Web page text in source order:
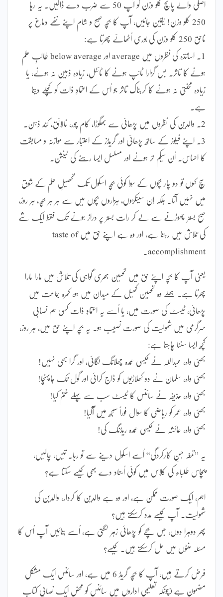
اصلی والے پانچ کلو وزن کو آپ 50 سے ضرب دے ڈالیں۔ یہ رہا
250 کلو وزن! یقین جانیں، آپ کا بچہ صبح و شام اپنے ننّھے دماغ پر
ناحق 250 کلو وزن کی بوری اُٹھائے پھرتا ہے:
1۔ اساتذہ کی نظروں میں average اور below average طالبِ علم
ہونے کا تاثر۔ بس گزارا ٹائپ ہونے کا ٹائٹل، زیادہ ذہین نہ ہونے، یا
زیادہ محنتی نہ ہونے کا کربناک تاثر جو اُس کے اعتمادِ ذات کو کچلے دیتا
ہے۔
2۔ والدین کی نظروں میں پڑھائی سے بھگوڑا، کام چور، نالائق، کُند ذہن۔
3۔ اپنے فیلوز کے ساتھ پڑھائی اور گریڈز کے اعتبار سے موازنہ و مسابقت
کا احساس۔ اُن سیکم تر ہونے اور مسلسل ایسا رہنے کی ٹینشن۔
سچ کہوں تو دو چار بچوں کے سِوا کوئی بچہ اسکول تک تحصیلِ علم کے شوق
میں نہیں آتا۔ بلکہ اِن سینکڑوں، ہزاروں بچوں میں سے ہر ہر بچہ، ہر روز،
صبح بستر چھوڑنے سے لے کر رات بستر پر دراز ہونے تک فقط ایک شے
کی تلاش میں رہتا ہے، اور وہ ہے اپنے حق میں taste of
accomplishment۔
یعنی آپ کا بچہ اپنے حق میں تحسین بھری گواہی کی تلاش میں مارا مارا
پھرتا ہے۔ بھلے وہ تحسین کھیل کے میدان میں ہو، کمرہ جماعت میں
پڑھائی، ٹیسٹ کی صورت میں، یا اُسے یہ اعتمادِ ذات کسی ہم نصابی
سرگرمی میں شمولیت کی صورت نصیب ہو۔ یہ بچہ اپنے حق میں، ہر روز،
کچھ ایسا سننا چاہتا ہے:
بھئی واہ، عبداللہ نے کیسی عمدہ چھلانگ لگائی، اور گرا بھی نہیں!
بھئی واہ، سلمان نے دو کھلاڑیوں کو ڈاج کرائی اور گول تک جاپہنچا!
بھئی واہ، حذیفہ نے سائنس کا ٹیسٹ سب سے پہلے ختم کیا!
بھئی واہ، عمر کو ریاضی کا سوال فوراً سمجھ میں آگیا!
بھئی واہ، عائشہ نے کیسی عمدہ ریڈنگ کی!
یہ ”تمغہ حُسنِ کارکردگی“ اُسے اسکول دینے سے تو رہا۔ تیس، چالیس،
پچاس طلباء کی کلاس میں کوئی اُستاد دے بھی کیسے سکتا ہے؟
اہم، ایک صورت ممکن ہے، اور وہ ہے والدین کا کردار، والدین کی
شمولیت۔ آپ کیسے مدد کرسکتے ہیں؟
پھر دوہرا دوں، جس بچے کو پڑھائی زہر لگتی ہے، اُسے بتائیں آپ اُس کا
مسئلہ منٹوں میں حل کرسکتے ہیں۔ کیسے؟
فرض کرتے ہیں، آپ کا بچہ گریڈ 6 میں ہے، اور سائنس ایک مشکل
مضمون ہے (چونکہ تعلیمی اداروں میں سائنس کو محض ایک نصابی کتاب